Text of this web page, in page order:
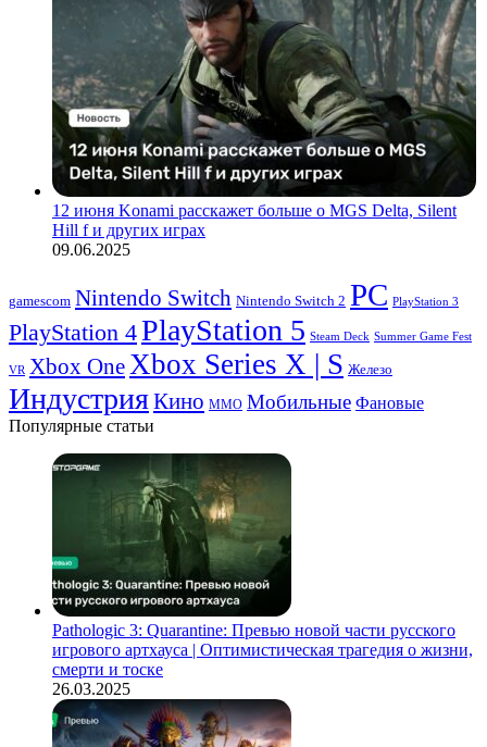
12 июня Konami расскажет больше о MGS Delta, Silent
Hill f и других играх
09.06.2025
gamescom Nintendo Switch Nintendo Switch 2 PC PlayStation 3
PlayStation 4PlayStation 5 Steam Deck Summer Game Fest
VR Xbox One Xbox Series X | S Железо
ИндустрияКино ММО Мобильные Фановые
Популярные статьи
Pathologic 3: Quarantine: Превью новой части русского
игрового артхауса | Оптимистическая трагедия о жизни,
смерти и тоске
26.03.2025